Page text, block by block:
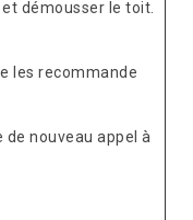
démousser le toit.
les recommande
nouveau appel à